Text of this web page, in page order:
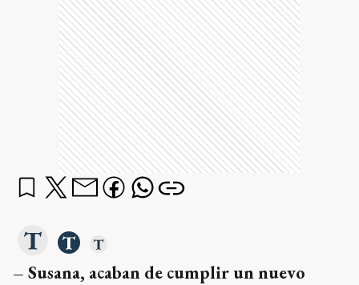
– Susana, acaban de cumplir un nuevo